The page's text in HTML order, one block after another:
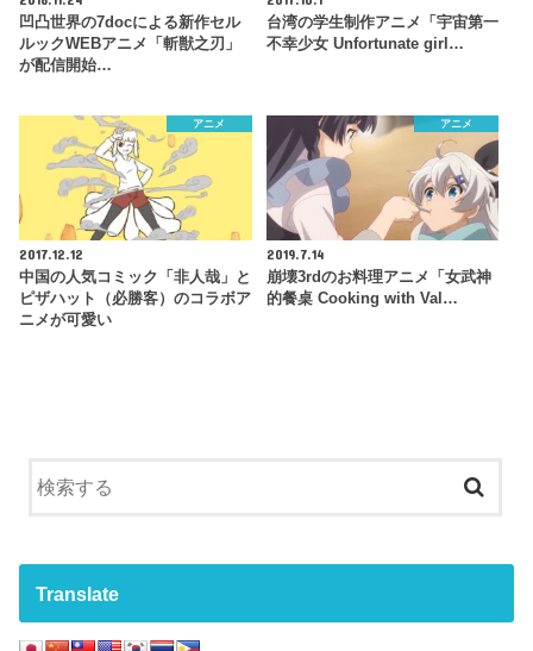
凹凸世界の7docによる新作セル
ルックWEBアニメ「斬獣之刃」
が配信開始…
台湾の学生制作アニメ「宇宙第一
不幸少女 Unfortunate girl…
アニメ
2017.12.12
中国の人気コミック「非人哉」と
ピザハット（必勝客）のコラボア
ニメが可愛い
アニメ
2019.7.14
崩壊3rdのお料理アニメ「女武神
的餐桌 Cooking with Val…
Translate